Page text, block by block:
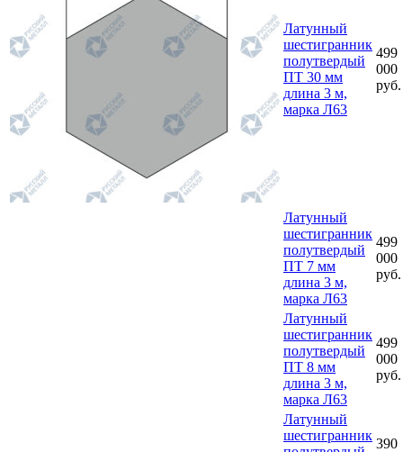
Латунный
шестигранник
полутвердый
ПТ 30 мм
длина 3 м,
марка Л63
499
000
руб.
Латунный
шестигранник
полутвердый
ПТ 7 мм
длина 3 м,
марка Л63
499
000
руб.
Латунный
шестигранник
полутвердый
ПТ 8 мм
длина 3 м,
марка Л63
499
000
руб.
Латунный
шестигранник
390